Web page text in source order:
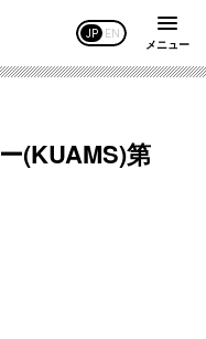
JP EN
メニュー
(KUAMS)第